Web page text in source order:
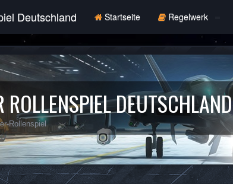
Deutschland Startseite Regelwerk
DEUTSCHLAND
Rollenspiel